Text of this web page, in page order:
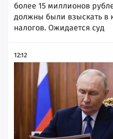
более 15 миллионов
должны были взыскать в
налогов. Ожидается суд
12:12